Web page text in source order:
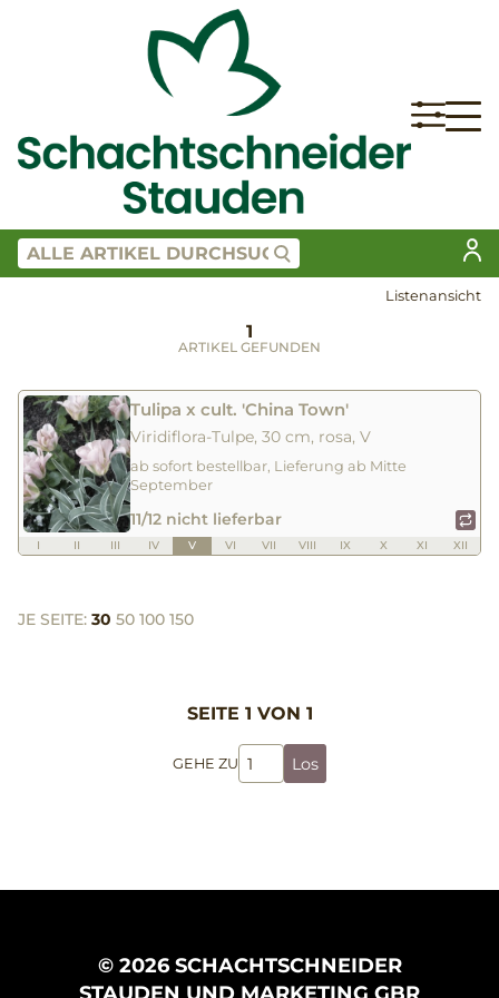
Listenansicht
1
ARTIKEL GEFUNDEN
Tulipa x cult. 'China Town'
Viridiflora-Tulpe, 30 cm, rosa, V
ab sofort bestellbar, Lieferung ab Mitte
September
11/12 nicht lieferbar
I II III IV V VI VII VIII IX X XI XII
JE SEITE: 30 50 100 150
SEITE 1 VON 1
GEHE ZU Los
© 2026 SCHACHTSCHNEIDER